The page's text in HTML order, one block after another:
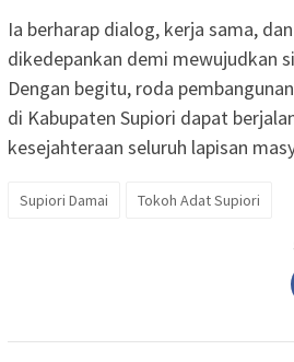
Ia berharap dialog, kerja sama,
dikedepankan demi mewujudkan
Dengan begitu, roda
di Kabupaten Supiori dapat
kesejahteraan seluruh lapisan
Supiori Damai Tokoh Adat Supiori